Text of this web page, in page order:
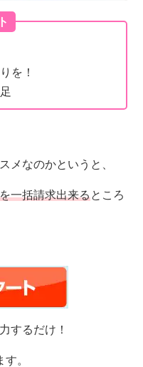
を！
メなのかというと、
一括請求出来るところ
するだけ！
。